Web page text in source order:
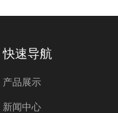
快速导航
产品展示
新闻中心